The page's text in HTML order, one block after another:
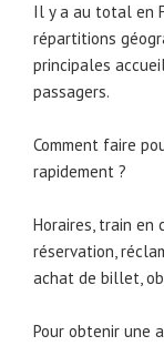
Il y a au total en
répartitions
principales
passagers.
Comment faire
rapidement ?
Horaires, train en
réservation,
achat de billet,
Pour obtenir une